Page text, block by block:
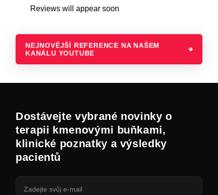
Reviews will appear soon
NEJNOVĚJŠÍ REFERENCE NA NAŠEM
KANÁLU YOUTUBE
Dostávejte vybrané novinky o
terapii kmenovými buňkami,
klinické poznatky a výsledky
pacientů